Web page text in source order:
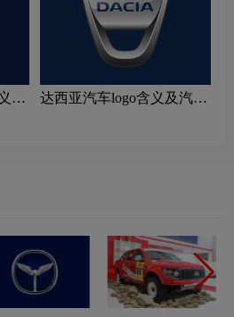
及
达西亚汽车logo含义及汽车